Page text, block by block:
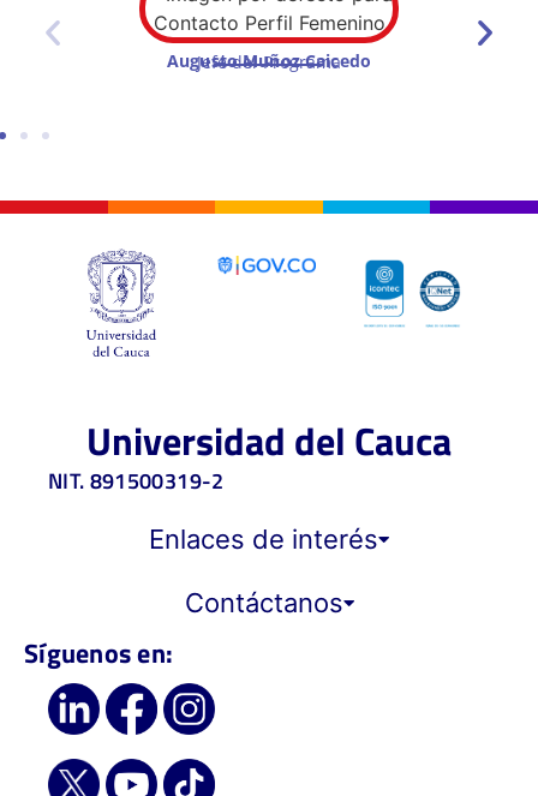
Augusto Muñoz Caicedo
Jefe del Programa
Universidad del Cauca
NIT. 891500319-2
Enlaces de interés
Contáctanos
Síguenos en: